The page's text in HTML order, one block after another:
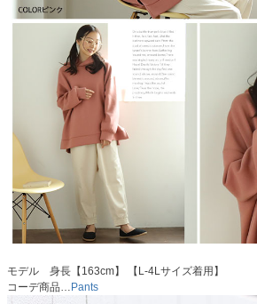
モデル 身長【163cm】 【L-4Lサイズ着用】
コーデ商品… Pants